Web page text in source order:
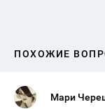
ПОХОЖИЕ
Мари